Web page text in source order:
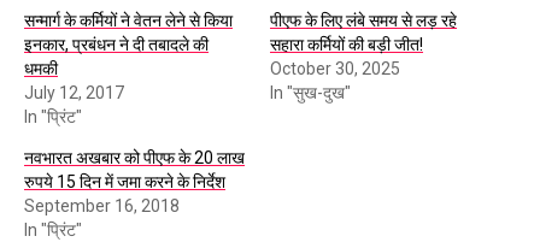
सन्मार्ग के कर्मियों ने वेतन लेने से किया
इनकार, प्रबंधन ने दी तबादले की
धमकी
July 12, 2017
In "प्रिंट"
पीएफ के लिए लंबे समय से लड़ रहे
सहारा कर्मियों की बड़ी जीत!
October 30, 2025
In "सुख-दुख"
नवभारत अखबार को पीएफ के 20 लाख
रुपये 15 दिन में जमा करने के निर्देश
September 16, 2018
In "प्रिंट"